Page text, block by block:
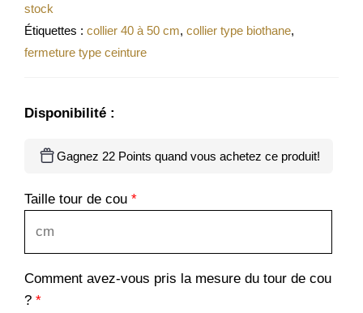
stock
Étiquettes : collier 40 à 50 cm, collier type biothane,
fermeture type ceinture
Disponibilité :
Gagnez 22 Points quand vous achetez ce produit!
Taille tour de cou *
Comment avez-vous pris la mesure du tour de cou
? *